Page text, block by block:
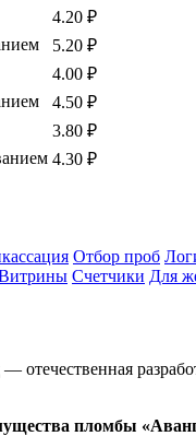
4.20 ₽
5.20 ₽
4.00 ₽
4.50 ₽
3.80 ₽
4.30 ₽
Отбор проб
Счетчики Для
— отечественная
пломбы